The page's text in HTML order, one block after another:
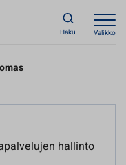
Haku Valikko
hallinto